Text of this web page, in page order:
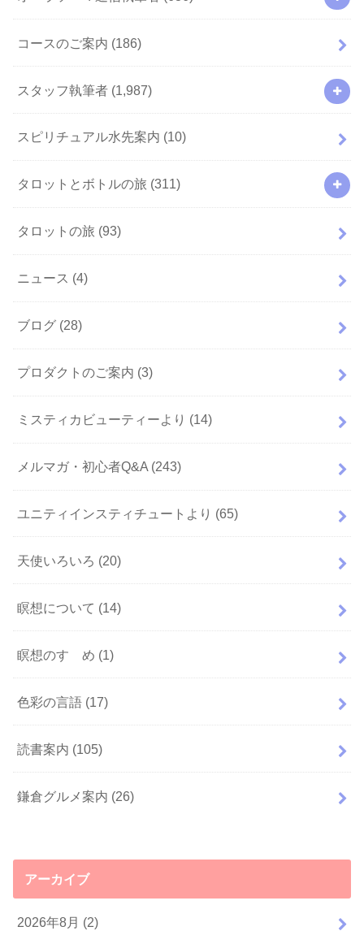
コースのご案内 (186)
スタッフ執筆者 (1,987)
スピリチュアル水先案内 (10)
タロットとボトルの旅 (311)
タロットの旅 (93)
ニュース (4)
ブログ (28)
プロダクトのご案内 (3)
ミスティカビューティーより (14)
メルマガ・初心者Q&A (243)
ユニティインスティチュートより (65)
天使いろいろ (20)
瞑想について (14)
瞑想のすゝめ (1)
色彩の言語 (17)
読書案内 (105)
鎌倉グルメ案内 (26)
アーカイブ
2026年8月 (2)